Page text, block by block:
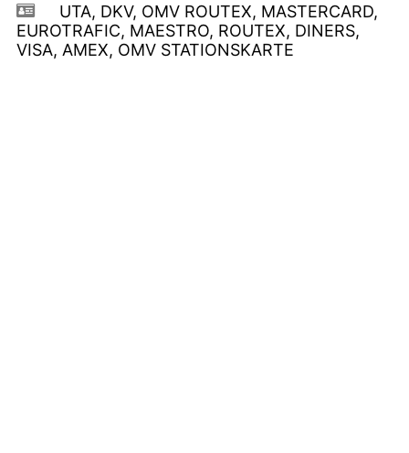
UTA, DKV, OMV ROUTEX, MASTERCARD,
EUROTRAFIC, MAESTRO, ROUTEX, DINERS,
VISA, AMEX, OMV STATIONSKARTE